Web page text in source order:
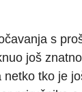
s
još
netko tko je